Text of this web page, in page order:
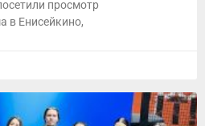
просмотр
в Енисейкино,